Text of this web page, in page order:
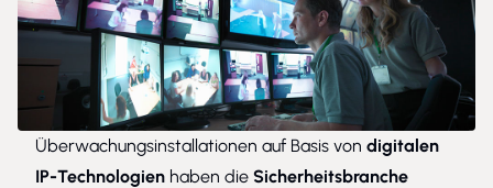
Überwachungsinstallationen auf Basis von digitalen
IP-Technologien haben die Sicherheitsbranche